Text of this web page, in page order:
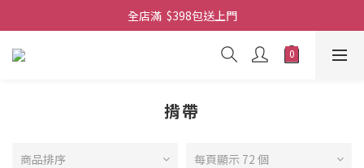
全店滿  $398包送上門
全店滿  $398包送上門
免費-簡單設計 禮卡 - 資料請在訂單上備注
揹帶
商品排序 每頁顯示 72 個